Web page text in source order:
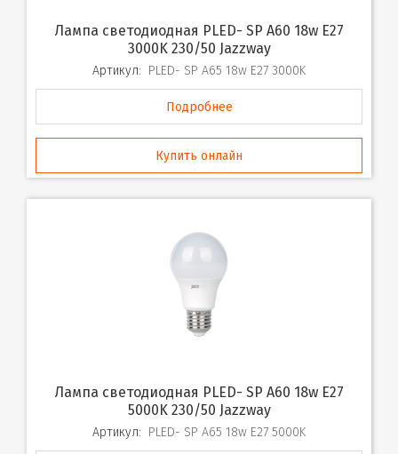
Лампа светодиодная PLED- SP A60 18w E27
3000K 230/50 Jazzway
Артикул: PLED- SP A65 18w E27 3000K
Подробнее
Купить онлайн
Лампа светодиодная PLED- SP A60 18w E27
5000K 230/50 Jazzway
Артикул: PLED- SP A65 18w E27 5000K